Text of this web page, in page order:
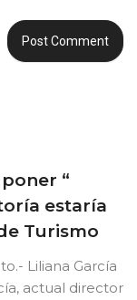
“
estaría
Turismo
Liliana García
actual director